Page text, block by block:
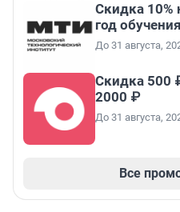
Скидка
год обучения
До 31 августа,
Скидка 500
2000 ₽
До 31 августа,
Все